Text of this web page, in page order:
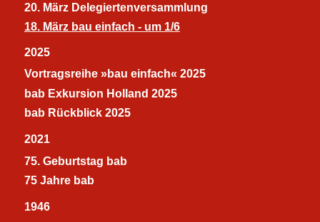
20. März Delegiertenversammlung
18. März bau einfach - um 1/6
2025
Vortragsreihe »bau einfach« 2025
bab Exkursion Holland 2025
bab Rückblick 2025
2021
75. Geburtstag bab
75 Jahre bab
1946